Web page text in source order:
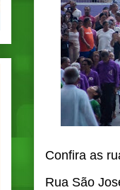
Confira as
Rua São